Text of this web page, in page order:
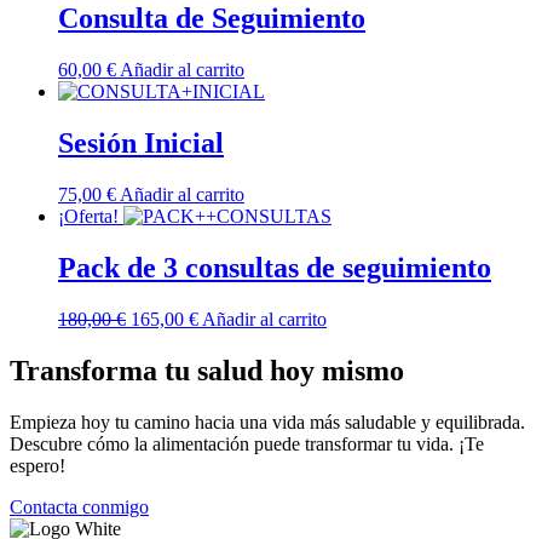
Consulta de Seguimiento
60,00 € Añadir al carrito
Sesión Inicial
75,00 € Añadir al carrito
¡Oferta!
Pack de 3 consultas de seguimiento
180,00€ El
original
era:
165,00 €El
actual
es:
Añadir al carrito
Transforma tu salud hoy mismo
Empieza hoy tu camino hacia una vida más saludable y equilibrada.
Descubre cómo la alimentación puede transformar tu vida. ¡Te
espero!
Contacta conmigo